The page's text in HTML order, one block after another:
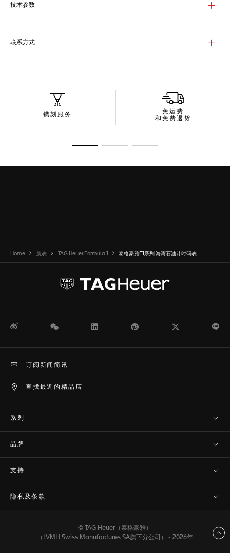
技术参数
联系方式
镌刻服务
免运费
和免费退货
Home 腕表 TAG Heuer Formula 1 泰格豪雅F1系列 海湾石油计时码表
微博 WeChat Pinterest
查找最近的精品店
订阅新闻简讯
系列
品牌
支持
隐私及条款
© TAG Heuer（泰格豪雅）
（LVMH Swiss Manufactures SA旗下分公司） - 2026年
返回顶部